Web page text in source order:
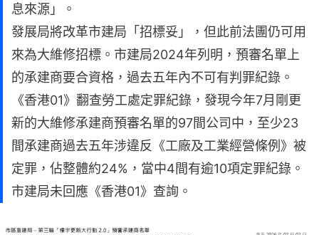
息來源」。
發展局將改革市建局「招標妥」，但此前法團仍可用
來為大維修招標。市建局2024年列明，預審名單上
的承建商要合資格，過去五年內不可有判罪紀錄。
《香港01》翻查勞工處定罪紀錄，發現今年7月剛更
新的大維修承建商預審名單的97間公司中，至少23
間承建商過去五年涉違反《工廠及工業經營條例》被
定罪，佔整體約24%，當中4間有逾10項定罪紀錄。
市建局未回應《香港01》查詢。